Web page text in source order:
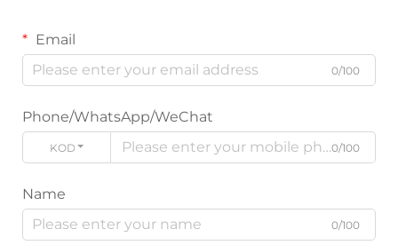
Email
0/100
Phone/WhatsApp/WeChat
KODE 0/100
Name
0/100